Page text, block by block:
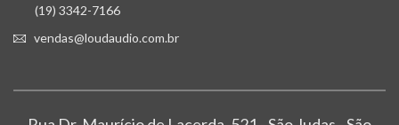
(19) 3342-7166
vendas@loudaudio.com.br